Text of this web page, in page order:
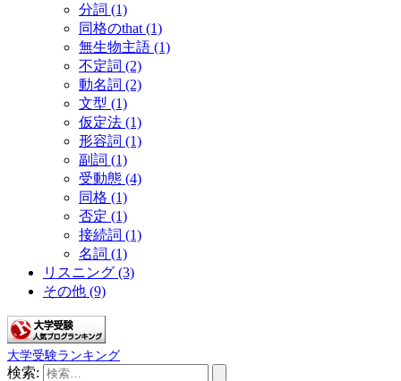
分詞 (1)
同格のthat (1)
無生物主語 (1)
不定詞 (2)
動名詞 (2)
文型 (1)
仮定法 (1)
形容詞 (1)
副詞 (1)
受動態 (4)
同格 (1)
否定 (1)
接続詞 (1)
名詞 (1)
リスニング (3)
その他 (9)
大学受験ランキング
検索: